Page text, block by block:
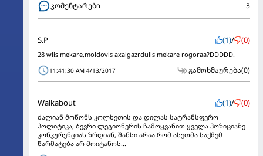
კომენტარები 3
S.P (1)/ (0)
28 wlis mekare,moldovis axalgazrdulis mekare rogoraa?DDDDD.
11:41:30 AM 4/13/2017 გამოხმაურება(0)
Walkabout (1)/ (0)
ძალიან მოწონს კოლხეთის და დილას სატრანსფერო
პოლიტიკა, ბევრი ლეგიონერის ჩამოყვანით ყველა პოზიციაზე
კონკურენციას ზრდიან, შანსი არაა რომ ასეთმა საქმემ
წარმატება არ მოიტანოს...